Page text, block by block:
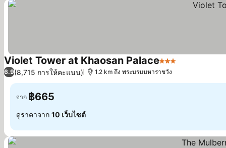
Violet Tower at Khaosan Palace3 ดาว
6.9(8,715 การให้คะแนน) 1.2 km ถึง พระบรมมหาราชวัง
จาก ฿665
ดูราคาจาก 10 เว็บไซต์